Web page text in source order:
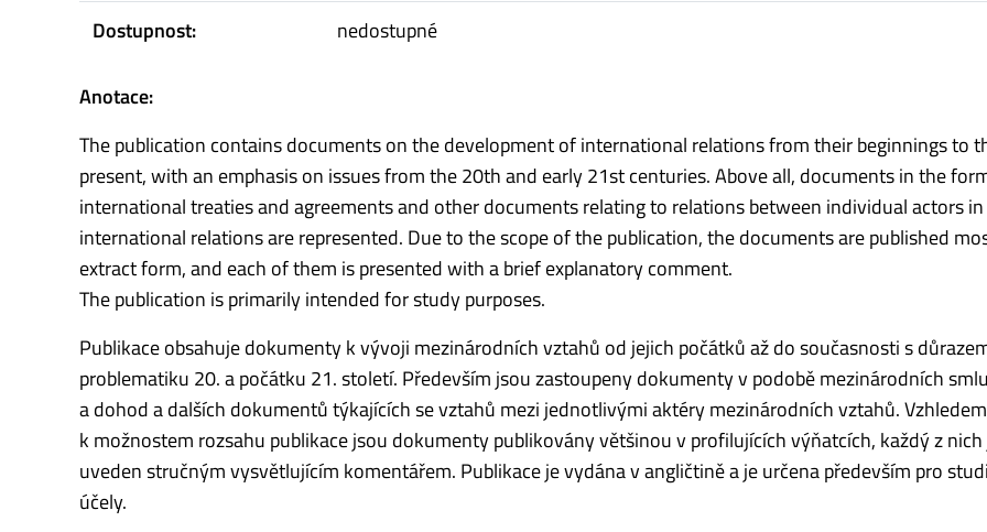
Dostupnost:
nedostupné
Anotace:
The publication contains documents on the development of international relations from their beginnings to
present, with an emphasis on issues from the 20th and early 21st centuries. Above all, documents in the
international treaties and agreements and other documents relating to relations between individual actors in
international relations are represented. Due to the scope of the publication, the documents are published
extract form, and each of them is presented with a brief explanatory comment.
The publication is primarily intended for study purposes.
Publikace obsahuje dokumenty k vývoji mezinárodních vztahů od jejich počátků až do současnosti s
problematiku 20. a počátku 21. století. Především jsou zastoupeny dokumenty v podobě mezinárodních
a dohod a dalších dokumentů týkajících se vztahů mezi jednotlivými aktéry mezinárodních vztahů. Vzhledem
k možnostem rozsahu publikace jsou dokumenty publikovány většinou v profilujících výňatcích, každý z nich
uveden stručným vysvětlujícím komentářem. Publikace je vydána v angličtině a je určena především pro
účely.